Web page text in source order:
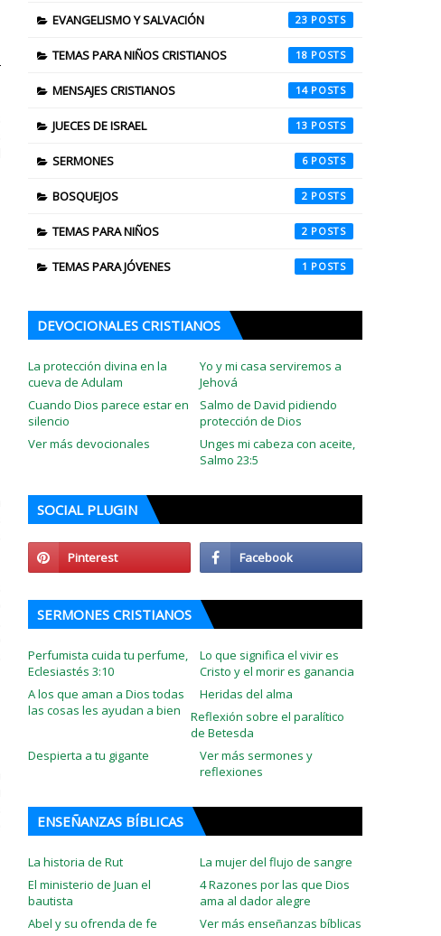
EVANGELISMO Y SALVACIÓN 23
TEMAS PARA NIÑOS CRISTIANOS 18
MENSAJES CRISTIANOS 14
JUECES DE ISRAEL 13
SERMONES 6
BOSQUEJOS 2
TEMAS PARA NIÑOS 2
TEMAS PARA JÓVENES 1
DEVOCIONALES CRISTIANOS
La protección divina en la
cueva de Adulam
Yo y mi casa serviremos a
Jehová
Cuando Dios parece estar en
silencio
Salmo de David pidiendo
protección de Dios
Ver más devocionales
Unges mi cabeza con aceite,
Salmo 23:5
SOCIAL PLUGIN
SERMONES CRISTIANOS
Perfumista cuida tu perfume,
Eclesiastés 3:10
Lo que significa el vivir es
Cristo y el morir es ganancia
A los que aman a Dios todas
las cosas les ayudan a bien
Heridas del alma
Reflexión sobre el paralítico
de Betesda
Ver más sermones y
reflexiones
Despierta a tu gigante
ENSEÑANZAS BÍBLICAS
La historia de Rut
La mujer del flujo de sangre
El ministerio de Juan el
bautista
4 Razones por las que Dios
ama al dador alegre
Abel y su ofrenda de fe
Ver más enseñanzas bíblicas